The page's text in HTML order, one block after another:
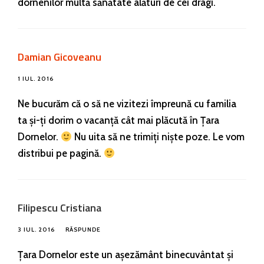
Damian Gicoveanu
1 IUL. 2016
Ne bucurăm că o să ne vizitezi împreună cu familia
ta și-ți dorim o vacanță cât mai plăcută în Țara
Dornelor.
Nu uita să ne trimiți niște poze. Le vom
distribui pe pagină.
Filipescu Cristiana
3 IUL. 2016 RĂSPUNDE
Țara Dornelor este un așezământ binecuvântat și